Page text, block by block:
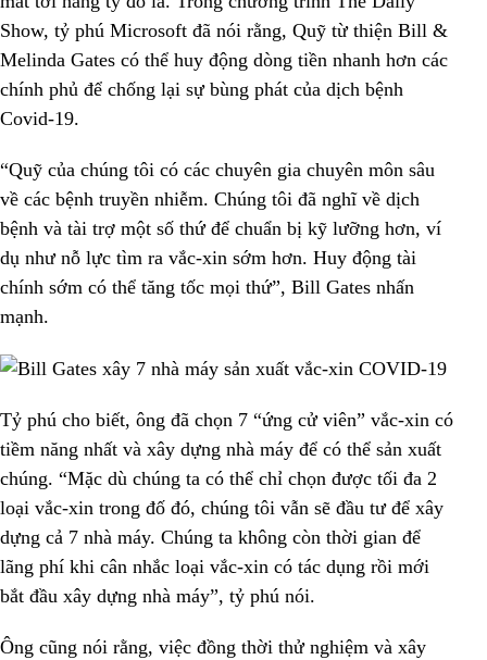
Show, tỷ phú Microsoft đã nói rằng, Quỹ từ thiện Bill &
Melinda Gates có thể huy động dòng tiền nhanh hơn các
chính phủ để chống lại sự bùng phát của dịch bệnh
Covid-19.
“Quỹ của chúng tôi có các chuyên gia chuyên môn sâu
về các bệnh truyền nhiễm. Chúng tôi đã nghĩ về dịch
bệnh và tài trợ một số thứ để chuẩn bị kỹ lưỡng hơn, ví
dụ như nỗ lực tìm ra vắc-xin sớm hơn. Huy động tài
chính sớm có thể tăng tốc mọi thứ”, Bill Gates nhấn
mạnh.
Tỷ phú cho biết, ông đã chọn 7 “ứng cử viên” vắc-xin có
tiềm năng nhất và xây dựng nhà máy để có thể sản xuất
chúng. “Mặc dù chúng ta có thể chỉ chọn được tối đa 2
loại vắc-xin trong đố đó, chúng tôi vẫn sẽ đầu tư để xây
dựng cả 7 nhà máy. Chúng ta không còn thời gian để
lãng phí khi cân nhắc loại vắc-xin có tác dụng rồi mới
bắt đầu xây dựng nhà máy”, tỷ phú nói.
Ông cũng nói rằng, việc đồng thời thử nghiệm và xây